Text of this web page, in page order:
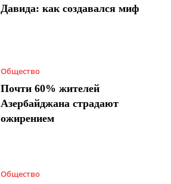
Давида: как создавался миф
Общество
Почти 60% жителей
Азербайджана страдают
ожирением
Общество